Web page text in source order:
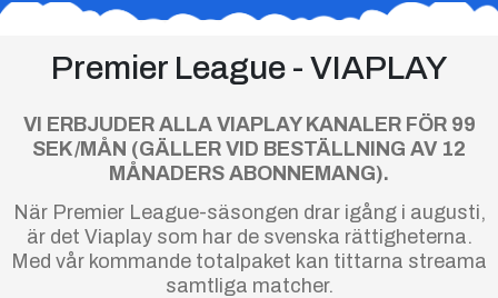
Premier League - VIAPLAY
VI ERBJUDER ALLA VIAPLAY KANALER FÖR 99
SEK/MÅN (GÄLLER VID BESTÄLLNING AV 12
MÅNADERS ABONNEMANG).
När Premier League-säsongen drar igång i augusti,
är det Viaplay som har de svenska rättigheterna.
Med vår kommande totalpaket kan tittarna streama
samtliga matcher.